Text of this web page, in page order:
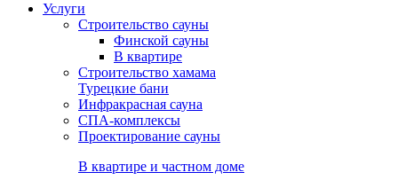
Услуги
Строительство сауны
Финской сауны
В квартире
Строительство хамама
Турецкие бани
Инфракрасная сауна
СПА-комплексы
Проектирование сауны
В квартире и частном доме